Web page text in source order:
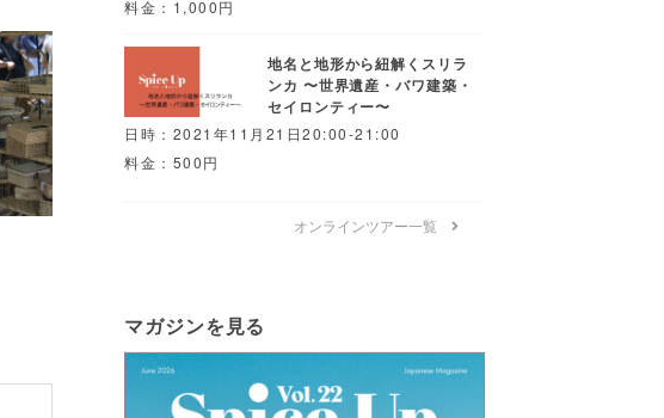
料金：1,000円
地名と地形から紐解くスリラ
ンカ 〜世界遺産・バワ建築・
セイロンティー〜
日時：2021年11月21日20:00-21:00
料金：500円
オンラインツアー一覧
マガジンを見る